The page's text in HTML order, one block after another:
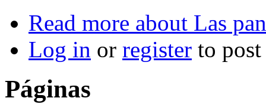
Read more about Las
Log in or register to
Páginas